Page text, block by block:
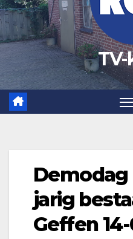
Demodag
jarig
Geffen 14-